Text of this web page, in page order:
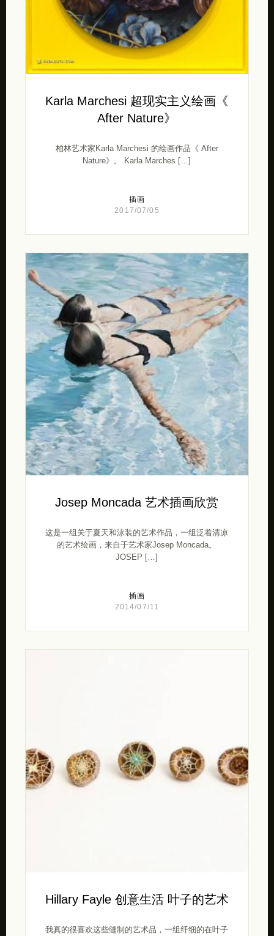
Karla Marchesi 超现实主义绘画《
After Nature》
柏林艺术家Karla Marchesi 的绘画作品《 After
Nature》。 Karla Marches […]
插画
2017/07/05
Josep Moncada 艺术插画欣赏
这是一组关于夏天和泳装的艺术作品，一组泛着清凉
的艺术绘画，来自于艺术家Josep Moncada。
JOSEP […]
插画
2014/07/11
Hillary Fayle 创意生活 叶子的艺术
我真的很喜欢这些缝制的艺术品，一组纤细的在叶子